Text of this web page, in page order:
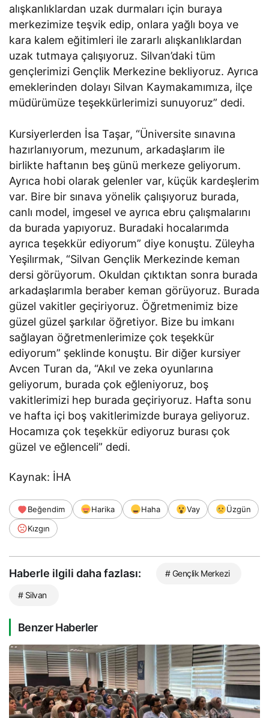
alışkanlıklardan uzak durmaları için buraya
merkezimize teşvik edip, onlara yağlı boya ve
kara kalem eğitimleri ile zararlı alışkanlıklardan
uzak tutmaya çalışıyoruz. Silvan’daki tüm
gençlerimizi Gençlik Merkezine bekliyoruz. Ayrıca
emeklerinden dolayı Silvan Kaymakamımıza, ilçe
müdürümüze teşekkürlerimizi sunuyoruz” dedi.
Kursiyerlerden İsa Taşar, “Üniversite sınavına
hazırlanıyorum, mezunum, arkadaşlarım ile
birlikte haftanın beş günü merkeze geliyorum.
Ayrıca hobi olarak gelenler var, küçük kardeşlerim
var. Bire bir sınava yönelik çalışıyoruz burada,
canlı model, imgesel ve ayrıca ebru çalışmalarını
da burada yapıyoruz. Buradaki hocalarımda
ayrıca teşekkür ediyorum” diye konuştu. Züleyha
Yeşilırmak, “Silvan Gençlik Merkezinde keman
dersi görüyorum. Okuldan çıktıktan sonra burada
arkadaşlarımla beraber keman görüyoruz. Burada
güzel vakitler geçiriyoruz. Öğretmenimiz bize
güzel güzel şarkılar öğretiyor. Bize bu imkanı
sağlayan öğretmenlerimize çok teşekkür
ediyorum” şeklinde konuştu. Bir diğer kursiyer
Avcen Turan da, “Akıl ve zeka oyunlarına
geliyorum, burada çok eğleniyoruz, boş
vakitlerimizi hep burada geçiriyoruz. Hafta sonu
ve hafta içi boş vakitlerimizde buraya geliyoruz.
Hocamıza çok teşekkür ediyoruz burası çok
güzel ve eğlenceli” dedi.
Kaynak: İHA
Beğendim Harika Haha Vay
Üzgün
Kızgın
Haberle ilgili daha fazlası: # Gençlik Merkezi
# Silvan
Benzer Haberler